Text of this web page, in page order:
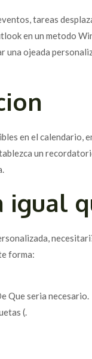
tareas
en un metodo
ojeada
en el calendario,
un
igual
forma:
Que seri­a necesario.
(.